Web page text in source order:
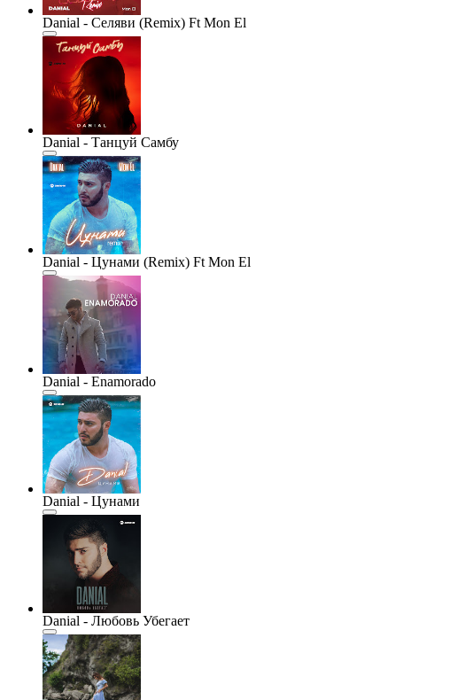
Danial - Селяви (Remix) Ft Mon El
Danial - Танцуй Самбу
Danial - Цунами (Remix) Ft Mon El
Danial - Enamorado
Danial - Цунами
Danial - Любовь Убегает